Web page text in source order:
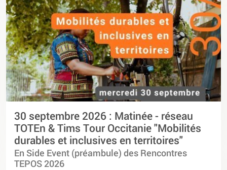
30 septembre 2026 : Matinée - réseau
TOTEn & Tims Tour Occitanie "Mobilités
durables et inclusives en territoires"
En Side Event (préambule) des Rencontres
TEPOS 2026